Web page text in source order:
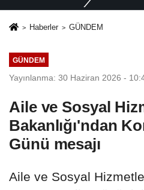
Haberler GÜNDEM
GÜNDEM
Yayınlanma: 30 Haziran 2026 -
Aile ve Sosyal
Bakanlığı'ndan
Günü mesajı
Aile ve Sosyal